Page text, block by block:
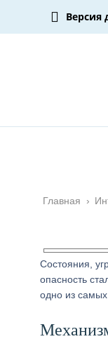
Версия
Главная ›
Состояния,
опасность
одно из